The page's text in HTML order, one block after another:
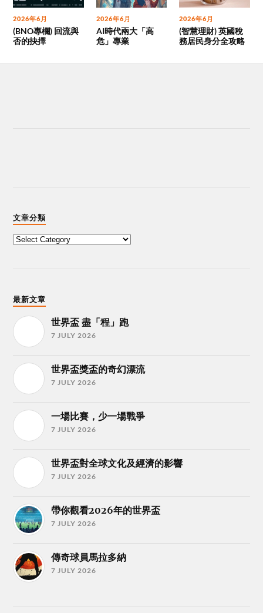
2026年6月
(BNO專欄) 回流與
否的抉擇
2026年6月
AI時代兩大「高
危」專業
2026年6月
(智慧理財) 英國稅
務居民身分全攻略
文章分類
最新文章
世界盃 盡「程」跑
7 JULY 2026
世界盃獎盃的奇幻漂流
7 JULY 2026
一場比賽，少一場戰爭
7 JULY 2026
世界盃對全球文化及經濟的影響
7 JULY 2026
帶你觀看2026年的世界盃
7 JULY 2026
傳奇球員馬拉多納
7 JULY 2026